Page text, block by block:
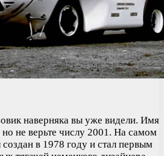
наверняка вы уже видели. Имя
не верьте числу 2001. На самом
создан в 1978 году и стал первым